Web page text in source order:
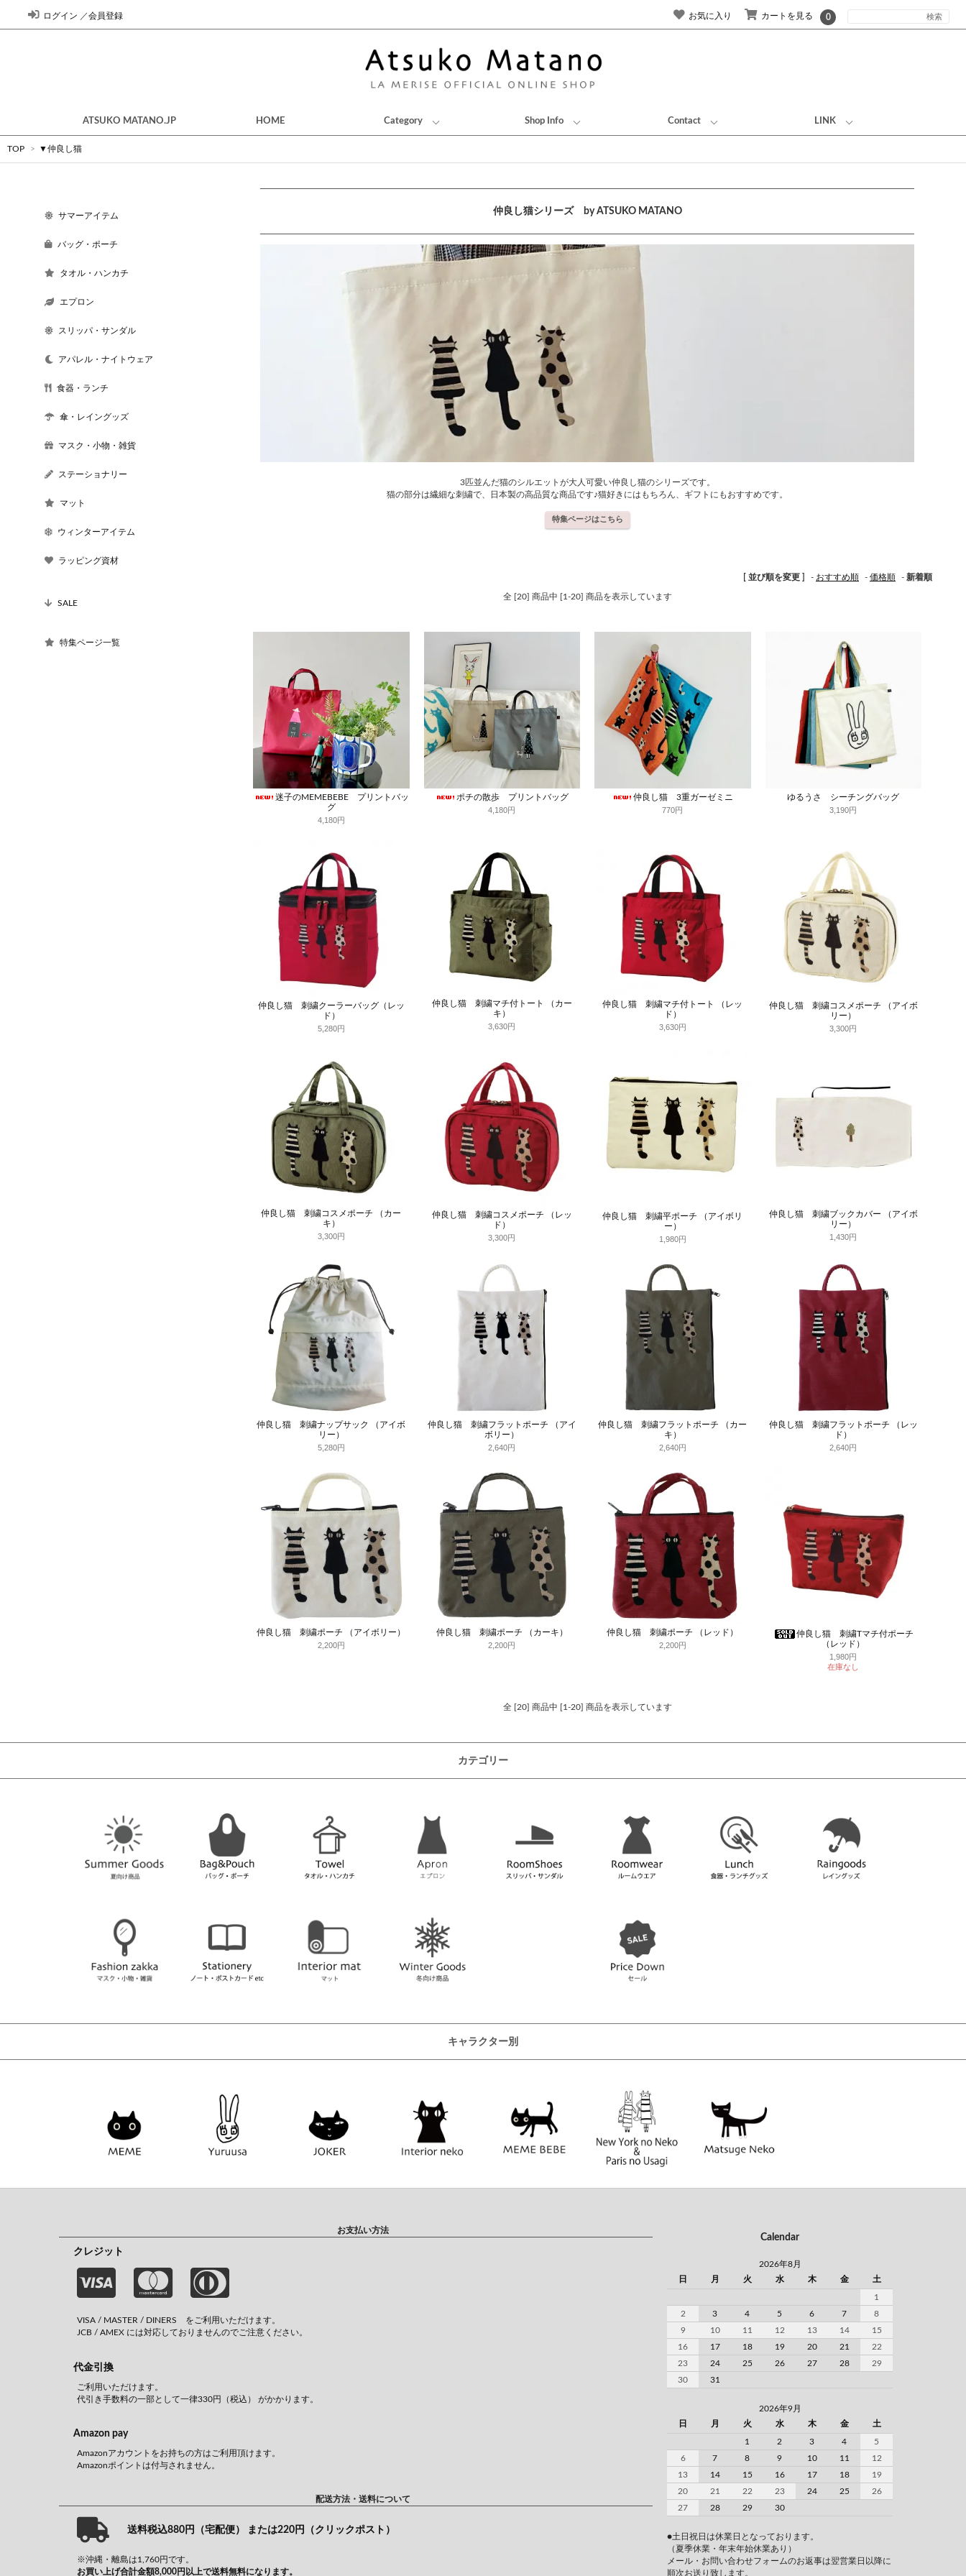
ログイン ／会員登録 お気に入り カートを見る 0
ATSUKO MATANO.JP HOME Category Shop Info Contact LINK
TOP > ▼仲良し猫
サマーアイテム
バッグ・ポーチ
タオル・ハンカチ
エプロン
スリッパ・サンダル
アパレル・ナイトウェア
食器・ランチ
傘・レイングッズ
マスク・小物・雑貨
ステーショナリー
マット
ウィンターアイテム
ラッピング資材
SALE
特集ページ一覧
仲良し猫シリーズ by ATSUKO MATANO
3匹並んだ猫のシルエットが大人可愛い仲良し猫のシリーズです。
猫の部分は繊細な刺繍で、日本製の高品質な商品です♪猫好きにはもちろん、ギフトにもおすすめです。
特集ページはこちら
[ 並び順を変更 ] - おすすめ順 - 価格順 - 新着順
全 [20] 商品中 [1-20] 商品を表示しています
迷子のMEMEBEBE プリントバッ
グ
4,180円
ポチの散歩 プリントバッグ
4,180円
仲良し猫 3重ガーゼミニ
770円
ゆるうさ シーチングバッグ
3,190円
仲良し猫 刺繍クーラーバッグ（レッ
ド）
5,280円
仲良し猫 刺繍マチ付トート （カー
キ）
3,630円
仲良し猫 刺繍マチ付トート （レッ
ド）
3,630円
仲良し猫 刺繍コスメポーチ （アイボ
リー）
3,300円
仲良し猫 刺繍コスメポーチ （カー
キ）
3,300円
仲良し猫 刺繍コスメポーチ （レッ
ド）
3,300円
仲良し猫 刺繍平ポーチ （アイボリ
ー）
1,980円
仲良し猫 刺繍ブックカバー （アイボ
リー）
1,430円
仲良し猫 刺繍ナップサック （アイボ
リー）
5,280円
仲良し猫 刺繍フラットポーチ （アイ
ボリー）
2,640円
仲良し猫 刺繍フラットポーチ （カー
キ）
2,640円
仲良し猫 刺繍フラットポーチ （レッ
ド）
2,640円
仲良し猫 刺繍ポーチ （アイボリー）
2,200円
仲良し猫 刺繍ポーチ （カーキ）
2,200円
仲良し猫 刺繍ポーチ （レッド）
2,200円
仲良し猫 刺繍Tマチ付ポーチ
（レッド）
1,980円
在庫なし
全 [20] 商品中 [1-20] 商品を表示しています
カテゴリー
キャラクター別
お支払い方法
クレジット
VISA / MASTER / DINERS をご利用いただけます。
JCB / AMEX には対応しておりませんのでご注意ください。
代金引換
ご利用いただけます。
代引き手数料の一部として一律330円（税込） がかかります。
Amazon pay
Amazonアカウントをお持ちの方はご利用頂けます。
Amazonポイントは付与されません。
配送方法・送料について
送料税込880円（宅配便） または220円（クリックポスト）
※沖縄・離島は1,760円です。
お買い上げ合計金額8,000円以上で送料無料になります。
Calendar
2026年8月
日
月 火 水 木 金 土
1
2
3 4 5 6 7
8
9
10 11 12 13 14
15
16
17 18 19 20 21
22
23
24 25 26 27 28
29
30
31
2026年9月
日
月 火 水 木 金 土
1 2 3 4
5
6
7 8 9 10 11
12
13
14 15 16 17 18
19
20
21 22 23 24 25
26
27
28 29 30
●土日祝日は休業日となっております。
（夏季休業・年末年始休業あり）
メール・お問い合わせフォームのお返事は翌営業日以降に
順次お送り致します。